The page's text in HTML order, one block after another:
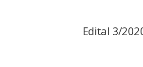
Edital 3/